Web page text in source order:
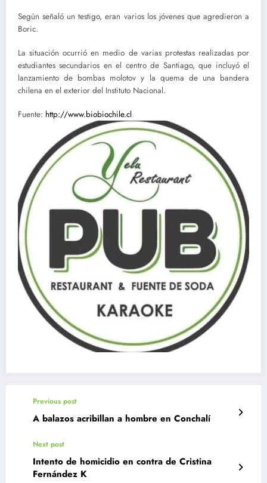
Según señaló un testigo, eran varios los jóvenes que agredieron a
Boric.
La situación ocurrió en medio de varias protestas realizadas por
estudiantes secundarios en el centro de Santiago, que incluyó el
lanzamiento de bombas molotov y la quema de una bandera
chilena en el exterior del Instituto Nacional.
Fuente: http://www.biobiochile.cl
Previous post
A balazos acribillan a hombre en Conchalí
Next post
Intento de homicidio en contra de Cristina
Fernández K